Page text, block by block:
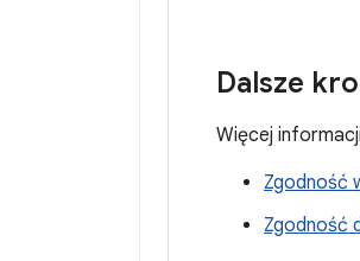
Dalsze
Więcej
Zgodność
Zgodność